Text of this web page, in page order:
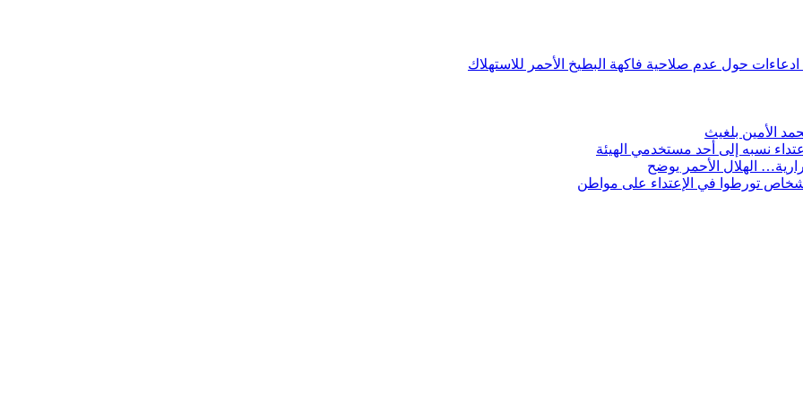
ادعاءات حول عدم صلاحية فاكهة البطيخ الأحمر للاستهلاك
الأمين بلغيث
نسبه إلى أحد مستخدمي الهيئة
الهلال الأحمر يوضح